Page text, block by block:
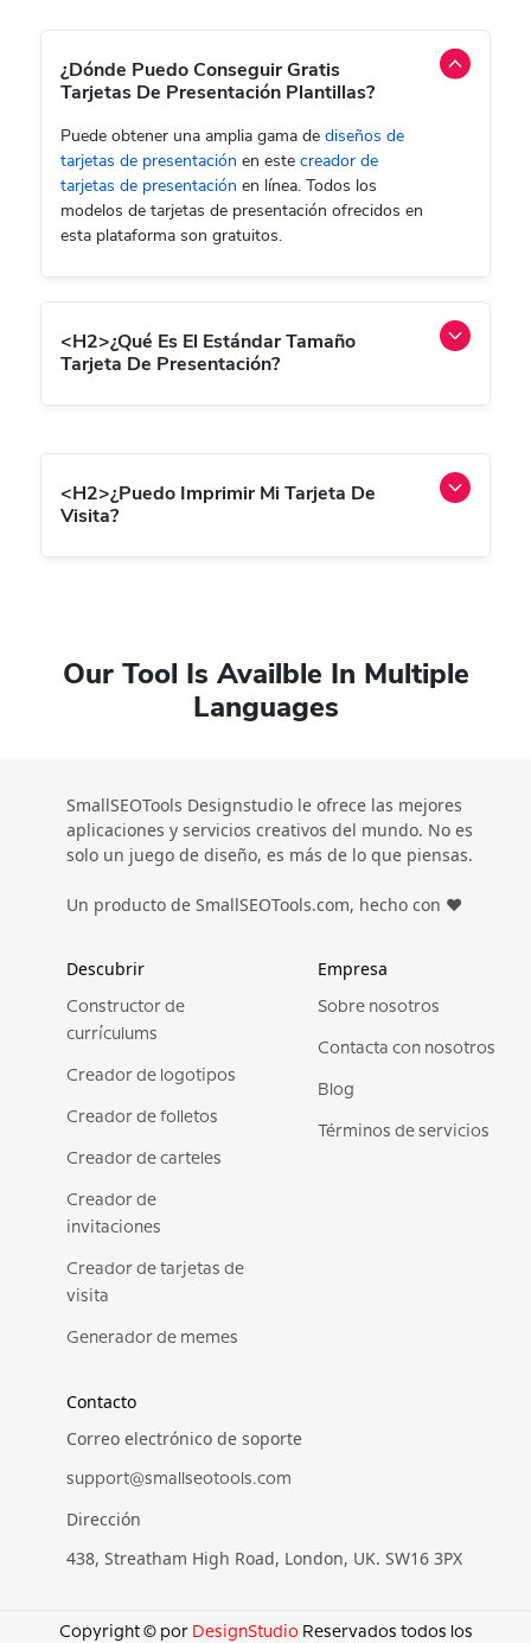
¿Dónde Puedo Conseguir Gratis
Tarjetas De Presentación Plantillas?
Puede obtener una amplia gama de diseños de
tarjetas de presentación en este creador de
tarjetas de presentación en línea. Todos los
modelos de tarjetas de presentación ofrecidos en
esta plataforma son gratuitos.
<h2>¿Qué Es El Estándar Tamaño
Tarjeta De Presentación?
<h2>¿Puedo Imprimir Mi Tarjeta De
Visita?
Our Tool Is Availble In Multiple
Languages
SmallSEOTools Designstudio le ofrece las mejores
aplicaciones y servicios creativos del mundo. No es
solo un juego de diseño, es más de lo que piensas.
Un producto de SmallSEOTools.com, hecho con ❤️
Descubrir
Constructor de
currículums
Creador de logotipos
Creador de folletos
Creador de carteles
Creador de
invitaciones
Creador de tarjetas de
visita
Generador de memes
Empresa
Sobre nosotros
Contacta con nosotros
Blog
Términos de servicios
Contacto
Correo electrónico de soporte
support@smallseotools.com
Dirección
438, Streatham High Road, London, UK. SW16 3PX
Copyright © por DesignStudio Reservados todos los